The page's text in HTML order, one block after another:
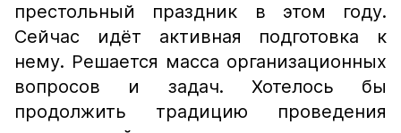
престольный праздник в этом году.
Сейчас идёт активная подготовка к
нему. Решается масса организационных
вопросов и задач. Хотелось бы
продолжить традицию проведения